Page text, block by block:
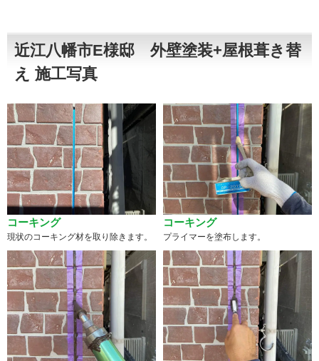
近江八幡市E様邸 外壁塗装+屋根葺き替
え 施工写真
コーキング
現状のコーキング材を取り除きます。
コーキング
プライマーを塗布します。